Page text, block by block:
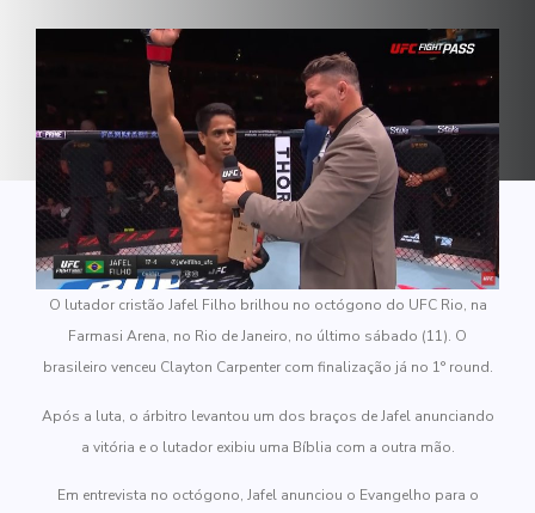
O lutador cristão Jafel Filho brilhou no octógono do UFC Rio, na
Farmasi Arena, no Rio de Janeiro, no último sábado (11). O
brasileiro venceu Clayton Carpenter com finalização já no 1° round.
Após a luta, o árbitro levantou um dos braços de Jafel anunciando
a vitória e o lutador exibiu uma Bíblia com a outra mão.
Em entrevista no octógono, Jafel anunciou o Evangelho para o